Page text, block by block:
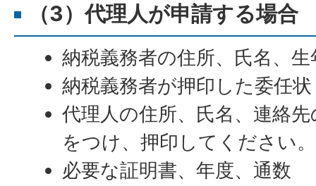
（3）代理人が申請する場合
納税義務者の住所、氏名、生
納税義務者が押印した委任状
代理人の住所、氏名、連絡
をつけ、押印してください
必要な証明書、年度、通数